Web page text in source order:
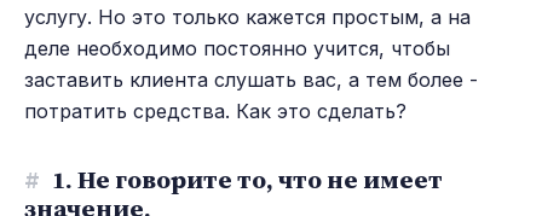
услугу. Но это только кажется простым, а на
деле необходимо постоянно учится, чтобы
заставить клиента слушать вас, а тем более -
потратить средства. Как это сделать?
# 1. Не говорите то, что не имеет
значение.